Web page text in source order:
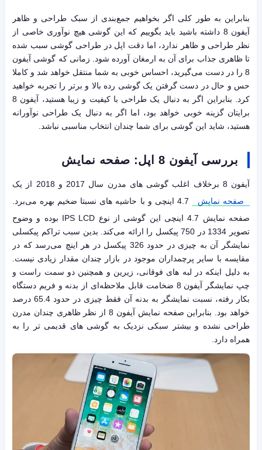
بنابراین به طور کلی اگر بخواهیم جمع‌بندی از سبک طراحی و ظاهر
آیفون 8 داشته باشید باید بگوییم که این گوشی هیچ نوآوری خاصی از
نظر طراحی و ظاهر ندارد، اما دقت اپل در طراحی گوشی سبب شده
تا ظاهری جذاب برای آن به ارمغان آورده شود. زمانی که گوشی آیفون
8 را در دست می‌گیرید، احساس خوبی به شما منتقل خواهد شد و کاملا
حس و حال در دست گرفتن یک گوشی رده بالا و برتر را تجربه خواهید
کرد. بنابراین اگر به دنبال یک طراحی با کیفیت و زیبا هستید، آیفون 8
برایتان گزینه خوبی خواهد بود، اما اگر به دنبال یک طراحی نوآورانه
هستید، شاید این گوشی برای شما چندان انتخاب مناسبی نباشد.
بررسی آیفون 8 اپل: صفحه نمایش
آیفون 8 برخلاف اغلب گوشی های مدرن سال 2017 و 2018 از یک
صفحه نمایش
4.7 اینچی و با حاشیه های نسبتا ضخیم بهره می‌برد.
صفحه نمایش 4.7 اینچی این گوشی از نوع IPS LCD بوده و وضوح
تصویر 1334 در 750 پیکسل را ارائه می‌کند. بدین سبب تراکم پیکسلی
نمایشگر آن به چیزی در حدود 326 پیکسل در هر اینچ می‌رسد که در
مقایسه با سایر پرچمداران موجود در بازار چندان مقدار زیادی نیست.
به دلیل اینکه در لبه های فوقانی، زیرین و همچنین دو سمت راست و
چپ نمایشگر آیفون 8 ضخامت قابل ملاحظه‌ای از بدنه و فریم دستگاه
بکار رفته، نسبت نمایشگر به بدنه آن فقط چیزی در حدود 65.4 درصد
خواهد بود. بنابراین صفحه نمایش آیفون 8 از نظر ظاهری چندان مدرن
طراحی نشده و بیشتر سبکی نزدیک به گوشی های قدیمی تر را به
همراه دارد.